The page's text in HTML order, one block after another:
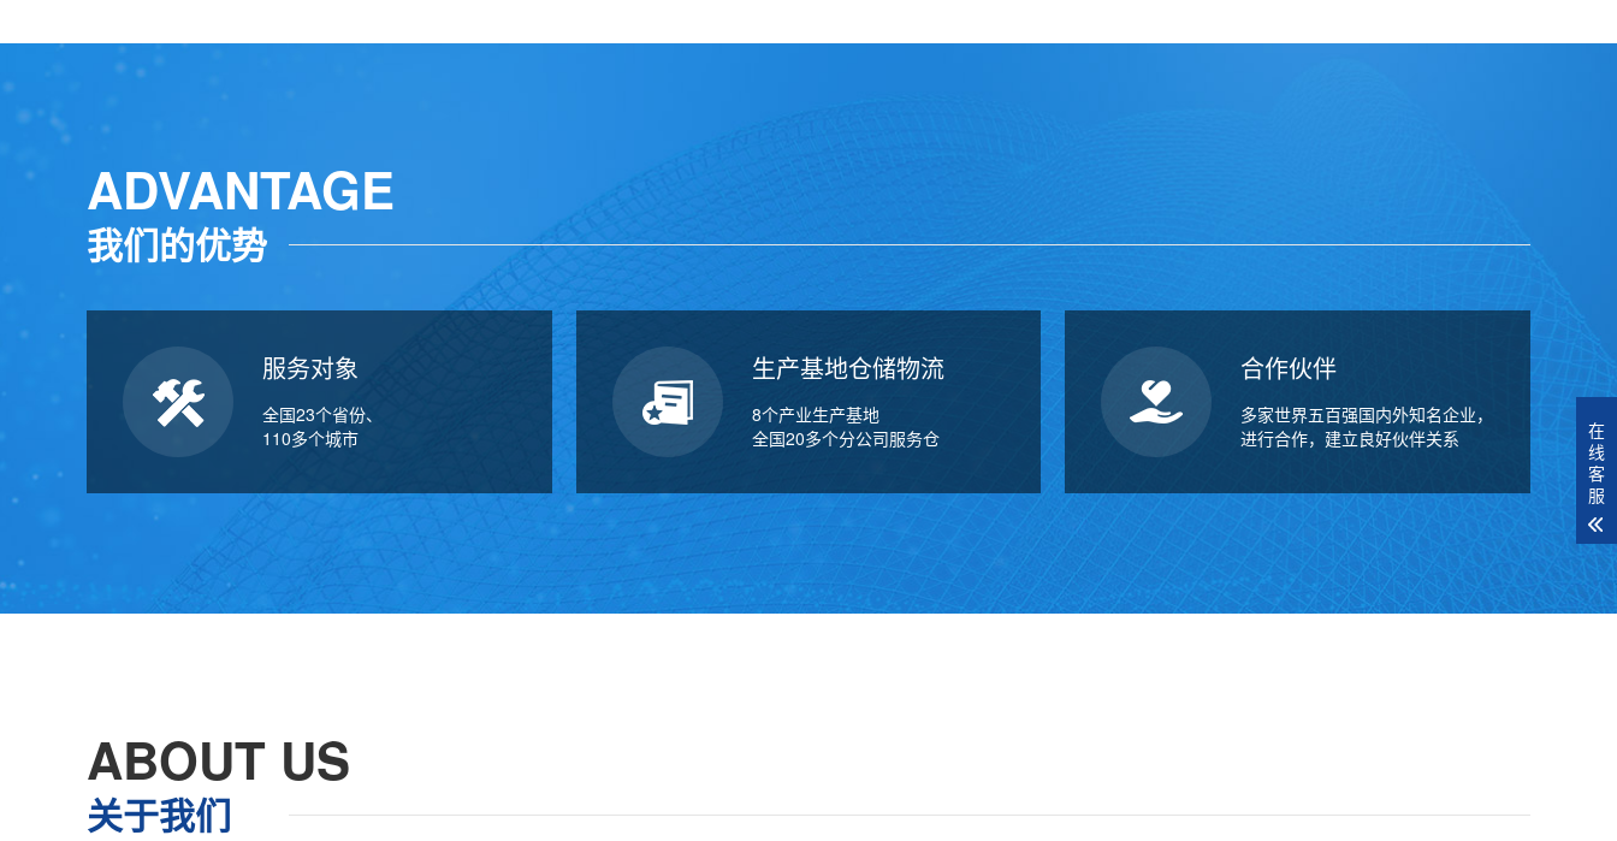
ADVANTAGE
我们的优势
服务对象
全国23个省份、
110多个城市
生产基地仓储物流
8个产业生产基地
全国20多个分公司服务仓
合作伙伴
多家世界五百强国内外知名企业，
进行合作，建立良好伙伴关系
ABOUT US
关于我们
在
线
客
服